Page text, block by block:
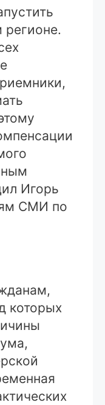
регионе.
Игорь
СМИ по
которых